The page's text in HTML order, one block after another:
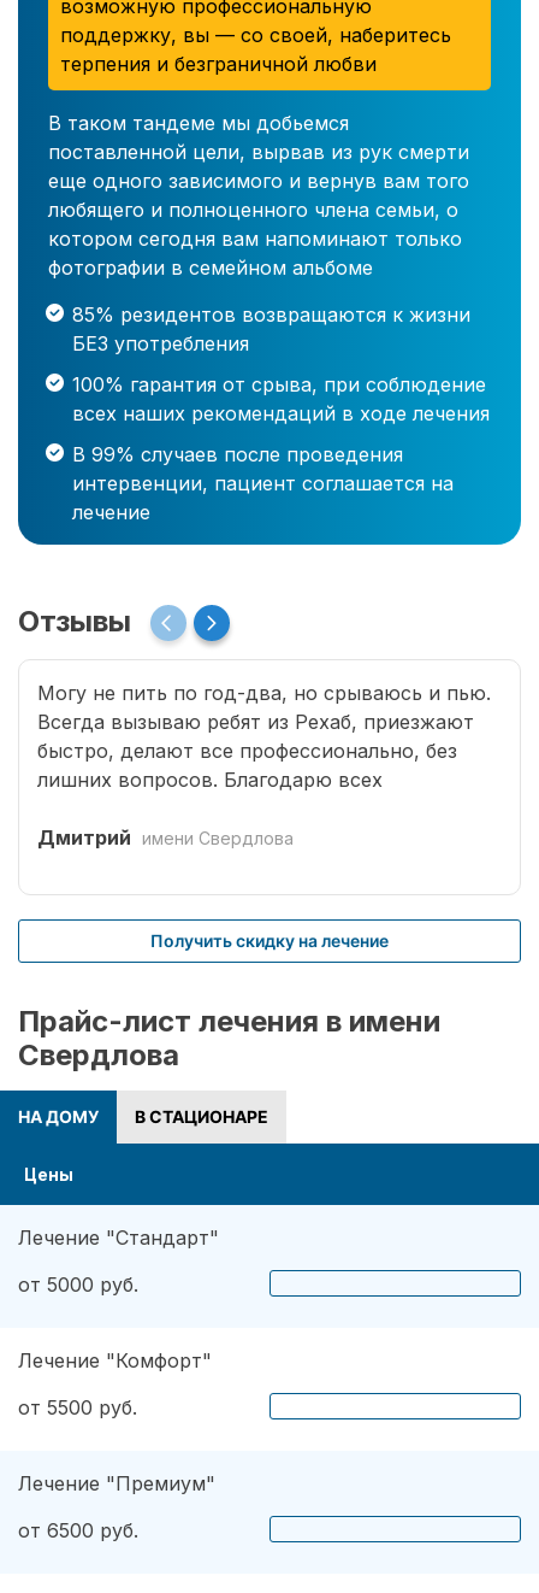
возможную профессиональную
поддержку, вы — со своей, наберитесь
терпения и безграничной любви
В таком тандеме мы добьемся
поставленной цели, вырвав из рук смерти
еще одного зависимого и вернув вам того
любящего и полноценного члена семьи, о
котором сегодня вам напоминают только
фотографии в семейном альбоме
85% резидентов возвращаются к жизни
БЕЗ употребления
100% гарантия от срыва, при соблюдение
всех наших рекомендаций в ходе лечения
В 99% случаев после проведения
интервенции, пациент соглашается на
лечение
Отзывы
Могу не пить по год-два, но срываюсь и пью.
Всегда вызываю ребят из Рехаб, приезжают
быстро, делают все профессионально, без
лишних вопросов. Благодарю всех
Дмитрий
имени Свердлова
Получить скидку на лечение
Прайс-лист лечения в имени
Свердлова
НА ДОМУ В СТАЦИОНАРЕ
Цены
Лечение "Стандарт"
от 5000 руб.
Лечение "Комфорт"
от 5500 руб.
Лечение "Премиум"
от 6500 руб.